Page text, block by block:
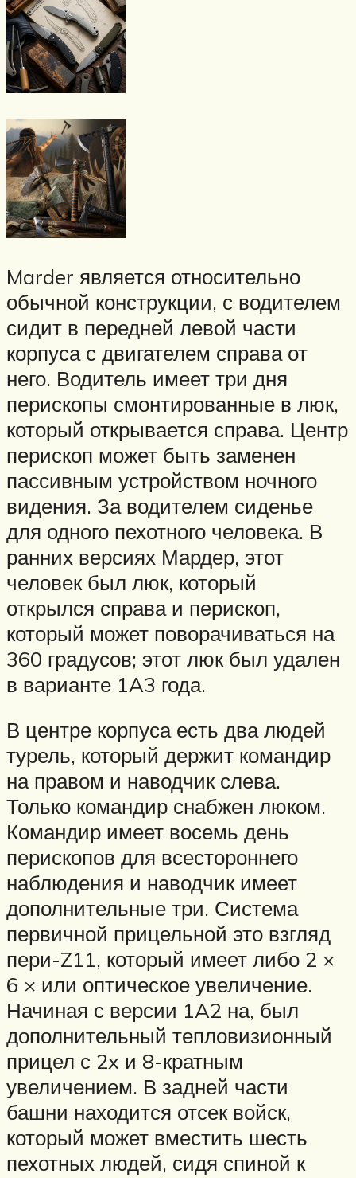
Marder является относительно
обычной конструкции, с водителем
сидит в передней левой части
корпуса с двигателем справа от
него. Водитель имеет три дня
перископы смонтированные в люк,
который открывается справа. Центр
перископ может быть заменен
пассивным устройством ночного
видения. За водителем сиденье
для одного пехотного человека. В
ранних версиях Мардер, этот
человек был люк, который
открылся справа и перископ,
который может поворачиваться на
360 градусов; этот люк был удален
в варианте 1A3 года.
В центре корпуса есть два людей
турель, который держит командир
на правом и наводчик слева.
Только командир снабжен люком.
Командир имеет восемь день
перископов для всестороннего
наблюдения и наводчик имеет
дополнительные три. Система
первичной прицельной это взгляд
пери-Z11, который имеет либо 2 ×
6 × или оптическое увеличение.
Начиная с версии 1A2 на, был
дополнительный тепловизионный
прицел с 2x и 8-кратным
увеличением. В задней части
башни находится отсек войск,
который может вместить шесть
пехотных людей, сидя спиной к